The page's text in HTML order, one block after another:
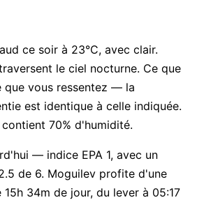
ce soir à 23°C, avec clair.
le ciel nocturne. Ce que
que vous ressentez — la
est identique à celle indiquée.
70% d'humidité.
— indice EPA 1, avec un
de 6. Moguilev profite d'une
34m de jour, du lever à 05:17